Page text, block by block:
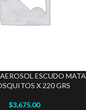
ESCUDO MATA
X 220 GRS
$3,675.00